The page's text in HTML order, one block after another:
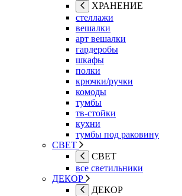
ХРАНЕНИЕ
стеллажи
вешалки
арт вешалки
гардеробы
шкафы
полки
крючки/ручки
комоды
тумбы
тв-стойки
кухни
тумбы под раковину
СВЕТ
СВЕТ
все светильники
ДЕКОР
ДЕКОР